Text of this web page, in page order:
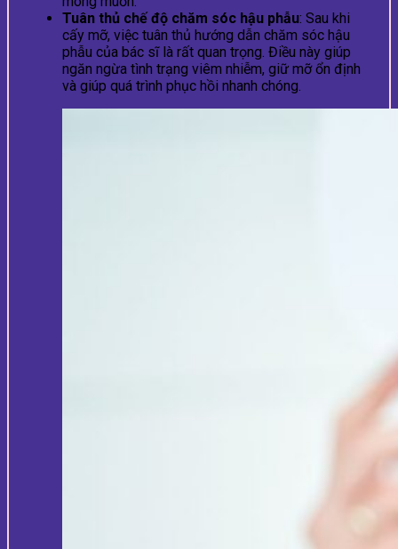
Tuân thủ chế độ chăm sóc hậu phẫu: Sau khi
cấy mỡ, việc tuân thủ hướng dẫn chăm sóc hậu
phẫu của bác sĩ là rất quan trọng. Điều này giúp
ngăn ngừa tình trạng viêm nhiễm, giữ mỡ ổn định
và giúp quá trình phục hồi nhanh chóng.